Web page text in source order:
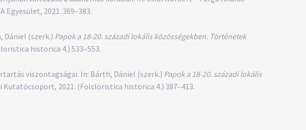
Egyesület, 2021. 369–383.
Dániel (szerk.) Papok a 18-20. századi lokális közösségekben. Történetek
historica 4.) 533–553.
viszontagságai. In: Bárth, Dániel (szerk.) Papok a 18-20. századi lokális
2021. (Folcloristica historica 4.) 387–413.